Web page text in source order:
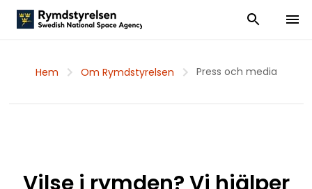
Visa och dölj
Visa
Hem Om Rymdstyrelsen Press och media